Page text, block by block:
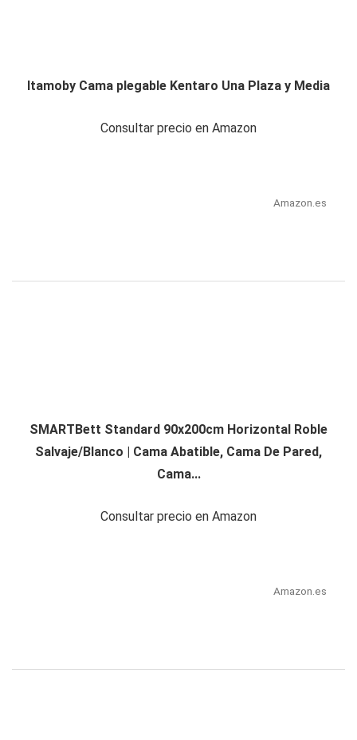
Itamoby Cama plegable Kentaro Una Plaza y Media
Consultar precio en Amazon
Amazon.es
SMARTBett Standard 90x200cm Horizontal Roble
Salvaje/Blanco | Cama Abatible, Cama De Pared,
Cama...
Consultar precio en Amazon
Amazon.es